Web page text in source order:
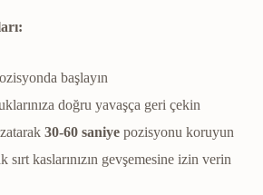
başlayın
doğru yavaşça geri çekin
30-60 saniye pozisyonu koruyun
sırt kaslarınızın gevşemesine izin verin